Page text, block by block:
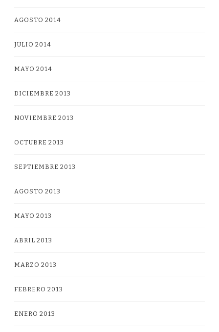
AGOSTO 2014
JULIO 2014
MAYO 2014
DICIEMBRE 2013
NOVIEMBRE 2013
OCTUBRE 2013
SEPTIEMBRE 2013
AGOSTO 2013
MAYO 2013
ABRIL 2013
MARZO 2013
FEBRERO 2013
ENERO 2013